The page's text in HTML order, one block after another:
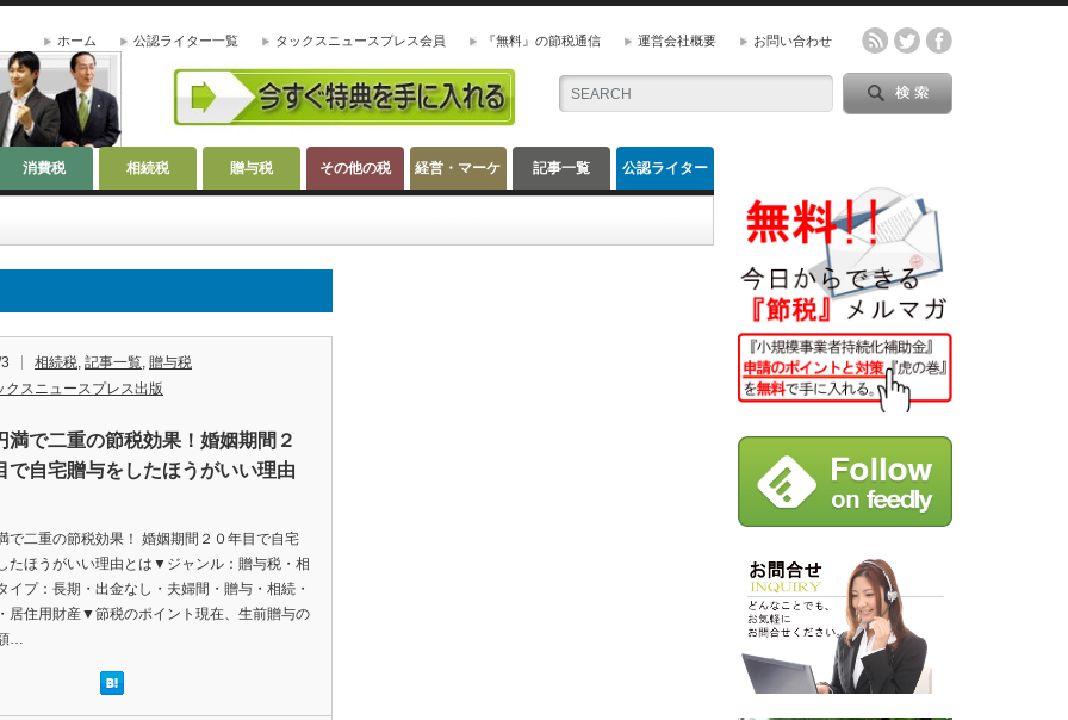
ホーム 公認ライター一覧 タックスニュースプレス会員 『無料』の節税通信 運営会社概要 お問い合わせ
消費税 相続税 贈与税 その他の税 経営・マーケ 記事一覧 公認ライター
相続税, 記事一覧, 贈与税
クスニュースプレス出版
満で二重の節税効果！婚姻期間２
で自宅贈与をしたほうがいい理由
で二重の節税効果！ 婚姻期間２０年目で自宅
たほうがいい理由とは▼ジャンル：贈与税・相
プ：長期・出金なし・夫婦間・贈与・相続・
居住用財産▼節税のポイント現在、生前贈与の
…